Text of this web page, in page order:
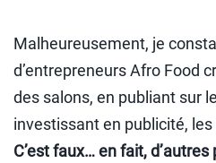
Malheureusement, je
d’entrepreneurs Afro Food
des salons, en publiant sur
investissant en publicité,
C’est faux… en fait,